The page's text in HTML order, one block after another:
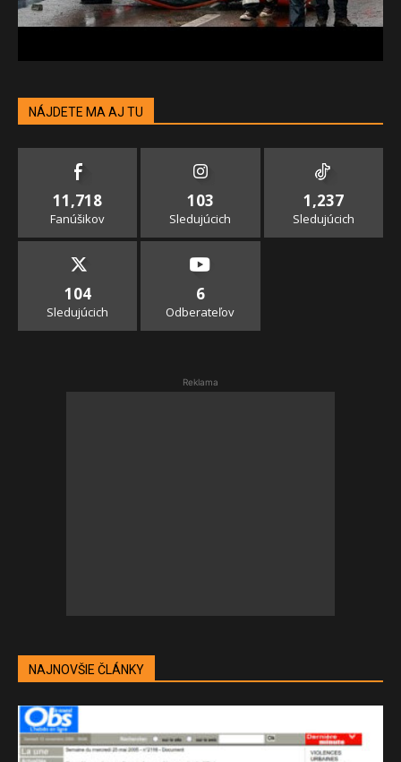
NÁJDETE MA AJ TU
11,718
Fanúšikov
103
Sledujúcich
1,237
Sledujúcich
104
Sledujúcich
6
Odberateľov
Reklama
NAJNOVŠIE ČLÁNKY